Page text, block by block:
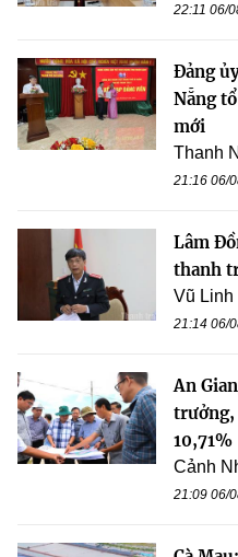
22:11 06/
Đảng
Nẵng
mới
Thanh
21:16 06/
Lâm
thanh
Vũ Linh
21:14 06/
An
trưởng,
10,71%
Cảnh
21:09 06/